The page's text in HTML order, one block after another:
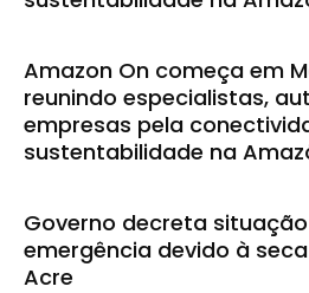
Amazon On começa em
reunindo especialistas,
empresas pela
sustentabilidade na
Governo decreta
emergência devido à
Acre